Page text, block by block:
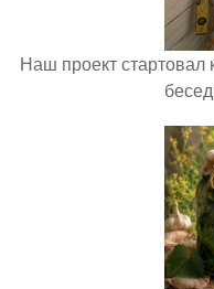
Наш проект стартовал